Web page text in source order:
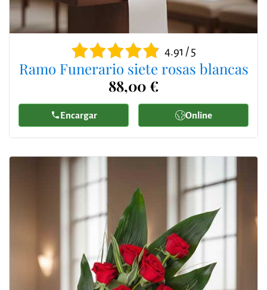
4.91 / 5
Ramo Funerario siete rosas blancas
88,00 €
Encargar Online